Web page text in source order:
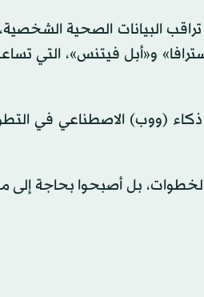
البيانات الصحية الشخصية،
و«أبل فيتنس»، التي
(ووب) الاصطناعي في
بل أصبحوا بحاجة